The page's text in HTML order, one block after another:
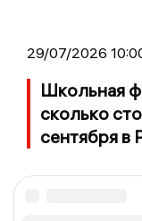
29/07/2026
Школьная
сколько
сентября в